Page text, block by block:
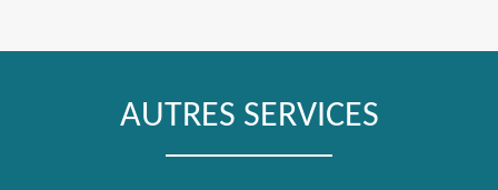
AUTRES SERVICES